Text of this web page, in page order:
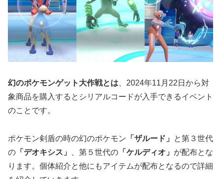
幻のポケモンゲット大作戦とは 、2024年11月22日から対
象商品を購入するとシリアルコードが入手できるイベント
のことです。
ポケモン剣盾の時の幻のポケモン 「ザルード」
と第３世代
の 「デオキシス」 、第５世代の 「ケルディオ」 が配布とな
ります。個体紹介と他にもアイテムが配布となるので詳細